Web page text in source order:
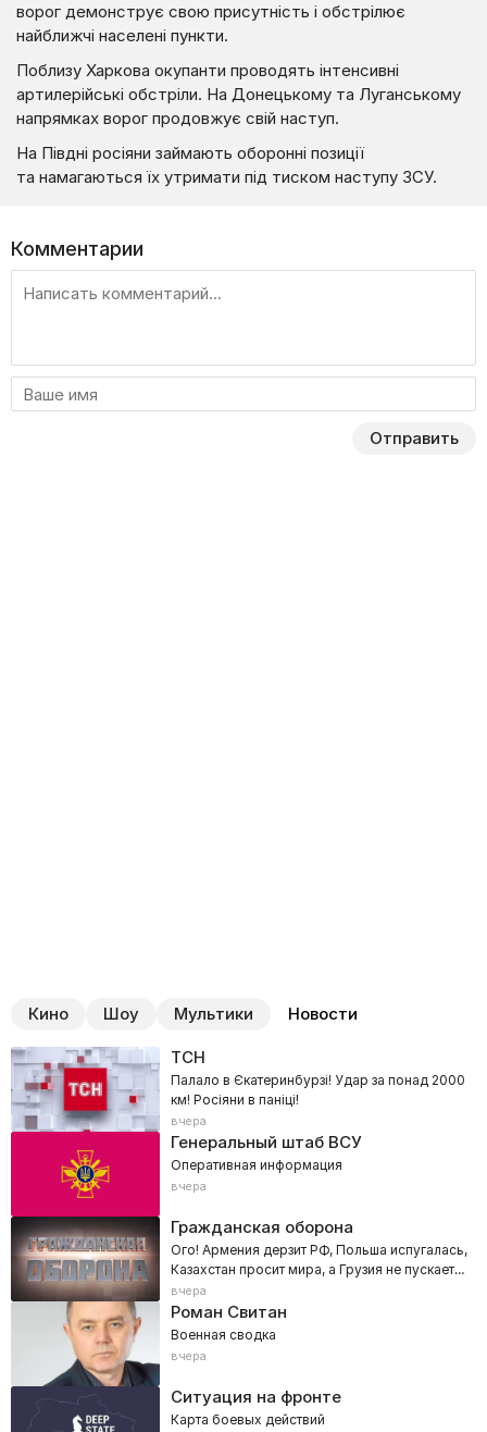
ворог демонструє свою присутність і обстрілює
найближчі населені пункти.
Поблизу Харкова окупанти проводять інтенсивні
артилерійські обстріли. На Донецькому та Луганському
напрямках ворог продовжує свій наступ.
На Півдні росіяни займають оборонні позиції
та намагаються їх утримати під тиском наступу ЗСУ.
Комментарии
Отправить
Кино Шоу Мультики Новости
ТСН
Палало в Єкатеринбурзі! Удар за понад 2000
км! Росіяни в паніці!
вчера
Генеральный штаб ВСУ
Оперативная информация
вчера
Гражданская оборона
Ого! Армения дерзит РФ, Польша испугалась,
Казахстан просит мира, а Грузия не пускает
Ани Лорак
вчера
Роман Свитан
Военная сводка
вчера
Ситуация на фронте
Карта боевых действий